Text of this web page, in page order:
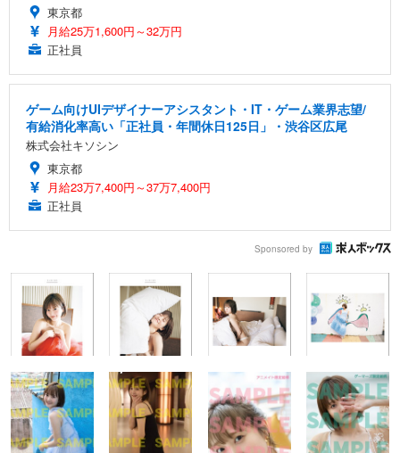
東京都
月給25万1,600円～32万円
正社員
ゲーム向けUIデザイナーアシスタント・IT・ゲーム業界志望/
有給消化率高い「正社員・年間休日125日」・渋谷区広尾
株式会社キソシン
東京都
月給23万7,400円～37万7,400円
正社員
Sponsored by